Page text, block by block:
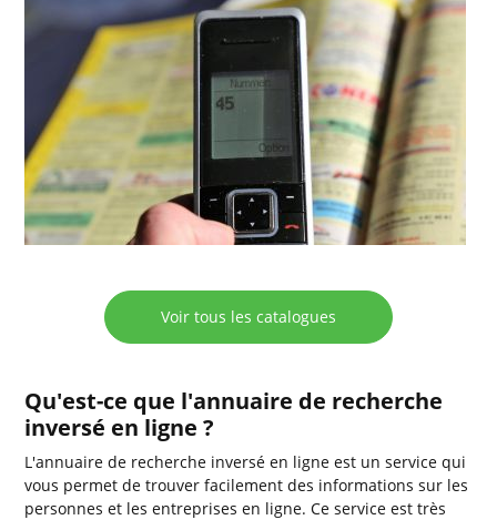
Voir tous les catalogues
Qu'est-ce que l'annuaire de recherche
inversé en ligne ?
L'annuaire de recherche inversé en ligne est un service qui
vous permet de trouver facilement des informations sur les
personnes et les entreprises en ligne. Ce service est très